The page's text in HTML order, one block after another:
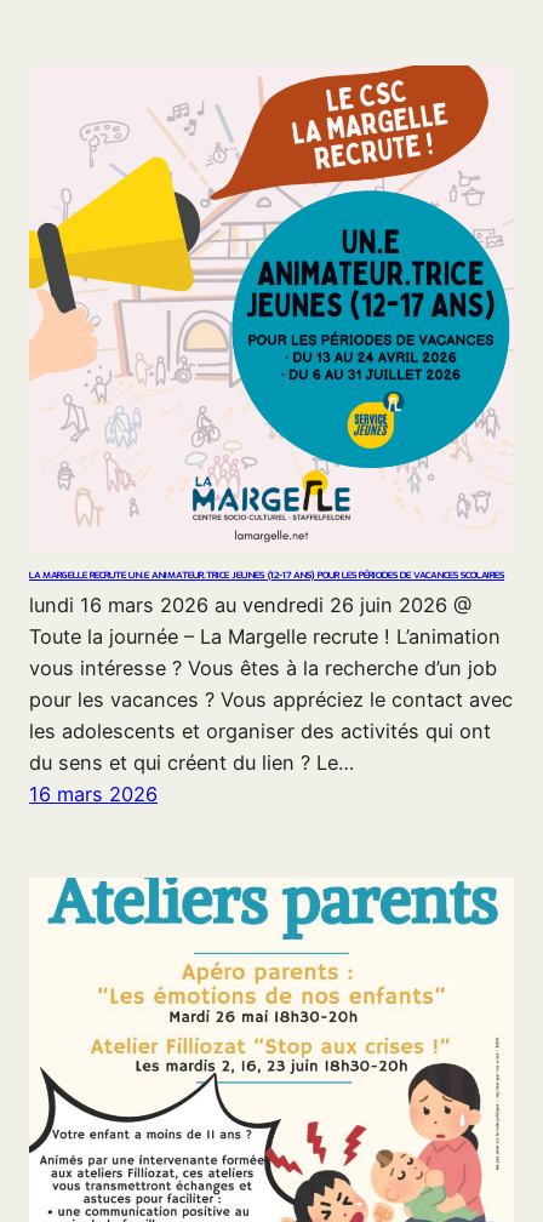
LA MARGELLE RECRUTE UN.E ANIMATEUR.TRICE JEUNES (12-17 ANS) POUR LES PÉRIODES DE VACANCES SCOLAIRES
lundi 16 mars 2026 au vendredi 26 juin 2026 @
Toute la journée – La Margelle recrute ! L’animation
vous intéresse ? Vous êtes à la recherche d’un job
pour les vacances ? Vous appréciez le contact avec
les adolescents et organiser des activités qui ont
du sens et qui créent du lien ? Le…
16 mars 2026